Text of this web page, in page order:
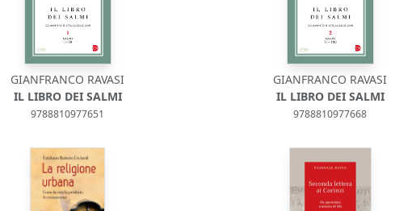
GIANFRANCO RAVASI
IL LIBRO DEI SALMI
9788810977651
GIANFRANCO RAVASI
IL LIBRO DEI SALMI
9788810977668